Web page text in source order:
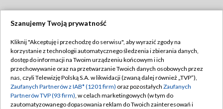
TVP
Abonament TVP
Emisja w TVP
Centrum informacji TVP
Regulamin TVP
Polityka prywatności
Moje zgody
Szanujemy Twoją prywatność
Kliknij "Akceptuję i przechodzę do serwisu", aby wyrazić zgody na
korzystanie z technologii automatycznego śledzenia i zbierania danych,
dostęp do informacji na Twoim urządzeniu końcowym i ich
przechowywanie oraz na przetwarzanie Twoich danych osobowych przez
nas, czyli Telewizję Polską S.A. w likwidacji (zwaną dalej również „TVP”),
Zaufanych Partnerów z IAB* (1201 firm) oraz pozostałych Zaufanych
Partnerów TVP (93 firm), w celach marketingowych (w tym do
zautomatyzowanego dopasowania reklam do Twoich zainteresowań i